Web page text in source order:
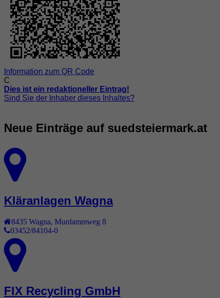
Information zum QR Code
C
Dies ist ein redaktioneller Eintrag!
Sind Sie der Inhaber dieses Inhaltes?
Neue Einträge auf suedsteiermark.at
Kläranlagen Wagna
8435 Wagna Murdammweg 8
03452/84104-0
FIX Recycling GmbH